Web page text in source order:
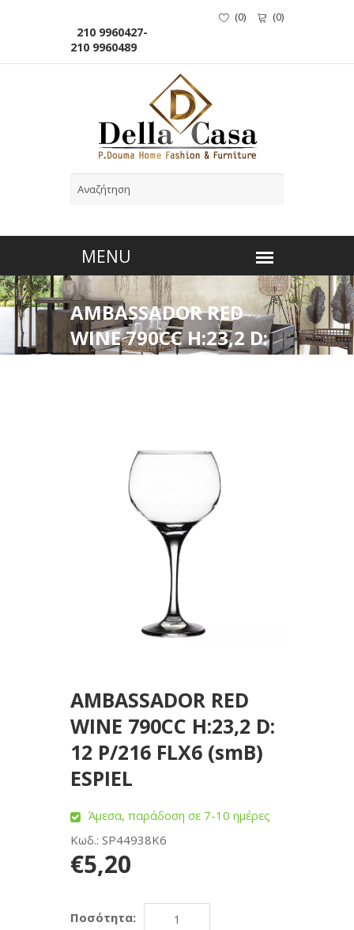
210 9960427-
210 9960489
(0) (0)
AMBASSADOR RED
WINE 790CC H:23,2 D:
12 P/216 FLX6 (smB)
AMBASSADOR RED
WINE 790CC H:23,2 D:
12 P/216 FLX6 (smB)
ESPIEL
Άμεσα, παράδοση σε 7-10 ημέρες
Κωδ.: SP44938K6
€5,20
Ποσότητα: